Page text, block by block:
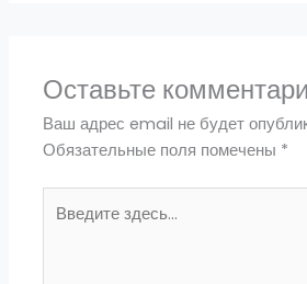
Оставьте
Ваш адрес email не будет
Обязательные поля помечены *
здесь...